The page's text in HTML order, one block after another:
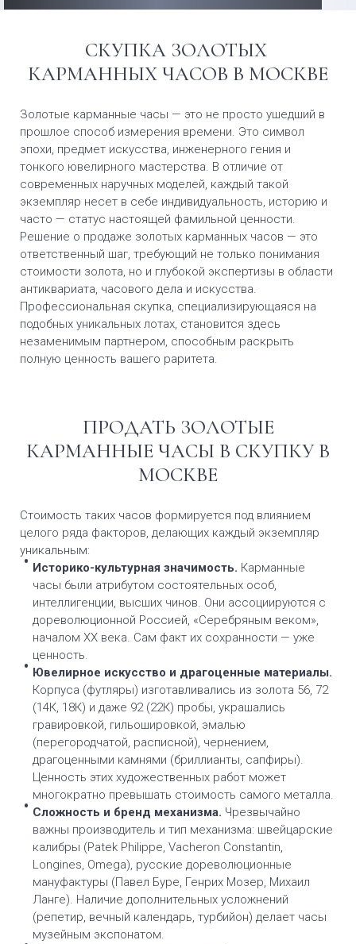
СКУПКА ЗОЛОТЫХ
КАРМАННЫХ ЧАСОВ В МОСКВЕ
Золотые карманные часы — это не просто ушедший в
прошлое способ измерения времени. Это символ
эпохи, предмет искусства, инженерного гения и
тонкого ювелирного мастерства. В отличие от
современных наручных моделей, каждый такой
экземпляр несет в себе индивидуальность, историю и
часто — статус настоящей фамильной ценности.
Решение о продаже золотых карманных часов — это
ответственный шаг, требующий не только понимания
стоимости золота, но и глубокой экспертизы в области
антиквариата, часового дела и искусства.
Профессиональная скупка, специализирующаяся на
подобных уникальных лотах, становится здесь
незаменимым партнером, способным раскрыть
полную ценность вашего раритета.
ПРОДАТЬ ЗОЛОТЫЕ
КАРМАННЫЕ ЧАСЫ В СКУПКУ В
МОСКВЕ
Стоимость таких часов формируется под влиянием
целого ряда факторов, делающих каждый экземпляр
уникальным:
Историко-культурная значимость. Карманные
часы были атрибутом состоятельных особ,
интеллигенции, высших чинов. Они ассоциируются с
дореволюционной Россией, «Серебряным веком»,
началом XX века. Сам факт их сохранности — уже
ценность.
Ювелирное искусство и драгоценные материалы.
Корпуса (футляры) изготавливались из золота 56, 72
(14К, 18К) и даже 92 (22К) пробы, украшались
гравировкой, гильошировкой, эмалью
(перегородчатой, расписной), чернением,
драгоценными камнями (бриллианты, сапфиры).
Ценность этих художественных работ может
многократно превышать стоимость самого металла.
Сложность и бренд механизма. Чрезвычайно
важны производитель и тип механизма: швейцарские
калибры (Patek Philippe, Vacheron Constantin,
Longines, Omega), русские дореволюционные
мануфактуры (Павел Буре, Генрих Мозер, Михаил
Ланге). Наличие дополнительных усложнений
(репетир, вечный календарь, турбийон) делает часы
музейным экспонатом.